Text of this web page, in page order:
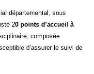
départemental, sous
20 points d’accueil à
composée
d’assurer le suivi de